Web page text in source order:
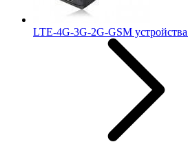
LTE-4G-3G-2G-GSM устройства